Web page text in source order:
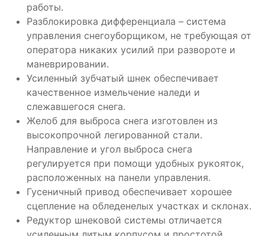
работы.
Разблокировка дифференциала – система
управления снегоуборщиком, не требующая от
оператора никаких усилий при развороте и
маневрировании.
Усиленный зубчатый шнек обеспечивает
качественное измельчение наледи и
слежавшегося снега.
Желоб для выброса снега изготовлен из
высокопрочной легированной стали.
Направление и угол выброса снега
регулируется при помощи удобных рукояток,
расположенных на панели управления.
Гусеничный привод обеспечивает хорошее
сцепление на обледенелых участках и склонах.
Редуктор шнековой системы отличается